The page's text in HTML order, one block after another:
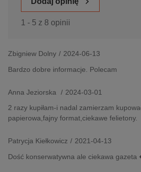
1 - 5 z 8 opinii
Zbigniew Dolny / 2024-06-13
Bardzo dobre informacje. Polecam
Anna Jeziorska / 2024-03-01
2 razy kupiłam-i nadal zamierzam
papierowa,fajny format,ciekawe felietony.
Patrycja Kiełkowicz / 2021-04-13
Dość konserwatywna ale ciekawa